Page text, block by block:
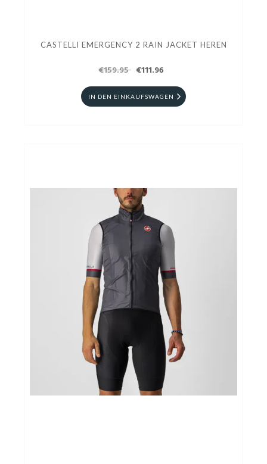
CASTELLI EMERGENCY 2 RAIN JACKET HEREN
€159.95 €111.96
IN DEN EINKAUFSWAGEN